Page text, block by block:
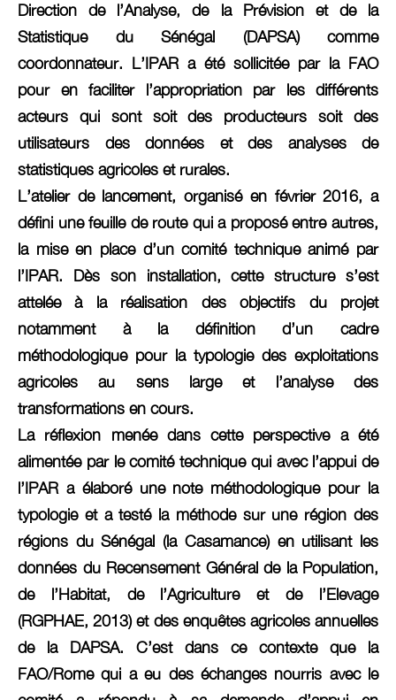
Direction de l’Analyse, de la Prévision et de la
Statistique du Sénégal (DAPSA) comme
coordonnateur. L’IPAR a été sollicitée par la FAO
pour en faciliter l’appropriation par les différents
acteurs qui sont soit des producteurs soit des
utilisateurs des données et des analyses de
statistiques agricoles et rurales.
L’atelier de lancement, organisé en février 2016, a
défini une feuille de route qui a proposé entre autres,
la mise en place d’un comité technique animé par
l’IPAR. Dès son installation, cette structure s’est
attelée à la réalisation des objectifs du projet
notamment à la définition d’un cadre
méthodologique pour la typologie des exploitations
agricoles au sens large et l’analyse des
transformations en cours.
La réflexion menée dans cette perspective a été
alimentée par le comité technique qui avec l’appui de
l’IPAR a élaboré une note méthodologique pour la
typologie et a testé la méthode sur une région des
régions du Sénégal (la Casamance) en utilisant les
données du Recensement Général de la Population,
de l’Habitat, de l’Agriculture et de l’Elevage
(RGPHAE, 2013) et des enquêtes agricoles annuelles
de la DAPSA. C’est dans ce contexte que la
FAO/Rome qui a eu des échanges nourris avec le